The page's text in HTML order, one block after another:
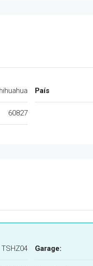
60827
País
TSHZ04 Garage: